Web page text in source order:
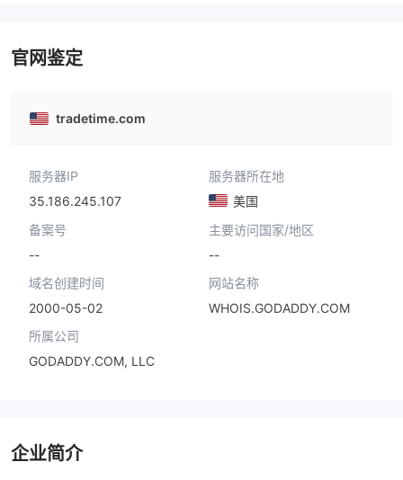
官网鉴定
tradetime.com
服务器IP
35.186.245.107
服务器所在地
美国
备案号
--
主要访问国家/地区
--
域名创建时间
2000-05-02
网站名称
WHOIS.GODADDY.COM
所属公司
GODADDY.COM, LLC
企业简介